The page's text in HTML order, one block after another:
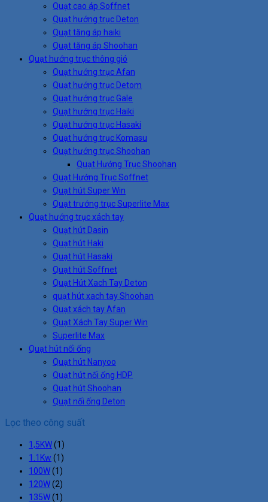
Quạt cao áp Soffnet
Quạt hướng trục Deton
Quạt tăng áp haiki
Quạt tăng áp Shoohan
Quạt hướng trục thông gió
Quạt hướng trục Afan
Quạt hướng trục Detom
Quạt hướng trục Gale
Quạt hướng trục Haiki
Quạt hướng trục Hasaki
Quạt hướng trục Komasu
Quạt hướng trục Shoohan
Quạt Hướng Trục Shoohan
Quạt Hướng Trục Soffnet
Quạt hút Super Win
Quạt trướng trục Superlite Max
Quạt hướng trục xách tay
Quạt hút Dasin
Quạt hút Haki
Quạt hút Hasaki
Quạt hút Soffnet
Quạt Hút Xach Tay Deton
quạt hút xach tay Shoohan
Quạt xách tay Afan
Quạt Xách Tay Super Win
Superlite Max
Quạt hút nối ống
Quạt hút Nanyoo
Quạt hút nối ống HDP
Quạt hút Shoohan
Quạt nối ống Deton
Lọc theo công suất
1,5KW(1)
1.1Kw (1)
100W(1)
120W(2)
135W(1)